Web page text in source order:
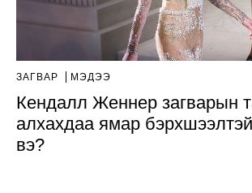
ЗАГВАР МЭДЭЭ
Кендалл Женнер загварын
алхахдаа ямар бэрхшээлтэй
вэ?